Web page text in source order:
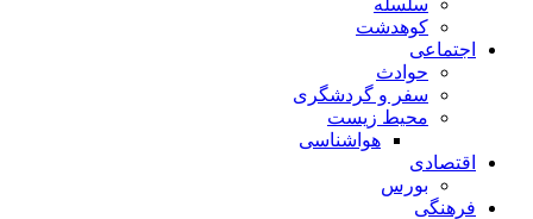
سلسله
کوهدشت
اجتماعی
حوادث
سفر و گردشگری
محیط زیست
هواشناسی
اقتصادی
بورس
فرهنگی